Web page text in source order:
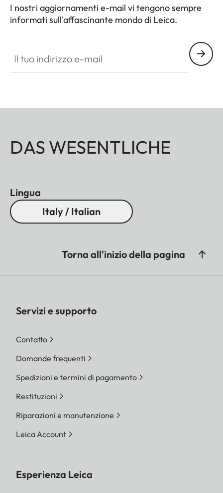
I nostri aggiornamenti e-mail vi tengono sempre
informati sull'affascinante mondo di Leica.
DAS WESENTLICHE
Lingua
Italy / Italian
Torna all'inizio della pagina
Servizi e supporto
Contatto
Domande frequenti
Spedizioni e termini di pagamento
Restituzioni
Riparazioni e manutenzione
Leica Account
Esperienza Leica